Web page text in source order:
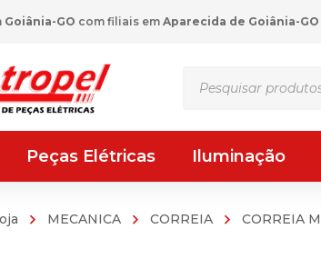
Goiânia-GO com filiais em Aparecida de Goiânia-GO
Peças Elétricas Iluminação
MECANICA CORREIA CORREIA